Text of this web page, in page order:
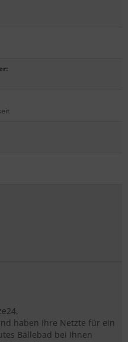
:
haben Ihre Netzte für ein
Bällebad bei Ihnen